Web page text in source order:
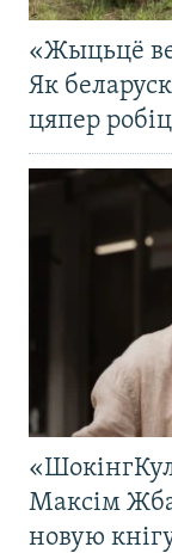
«Жыцьцё
Як
цяпер
Максім
новую